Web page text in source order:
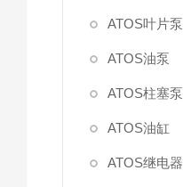
ATOS叶片泵
ATOS油泵
ATOS柱塞泵
ATOS油缸
ATOS继电器